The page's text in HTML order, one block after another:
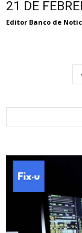
21 DE
Editor Banco de